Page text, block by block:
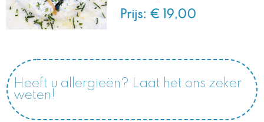
Prijs: € 19,00
Heeft u allergieën? Laat het ons zeker
weten!